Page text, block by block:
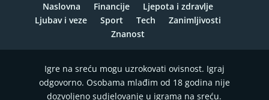
Naslovna Financije
Ljepota i zdravlje
Ljubav i veze
Sport Tech
Zanimljivosti
Znanost
Igre na sreću mogu uzrokovati ovisnost. Igraj
odgovorno. Osobama mlađim od 18 godina nije
dozvoljeno sudjelovanje u igrama na sreću.